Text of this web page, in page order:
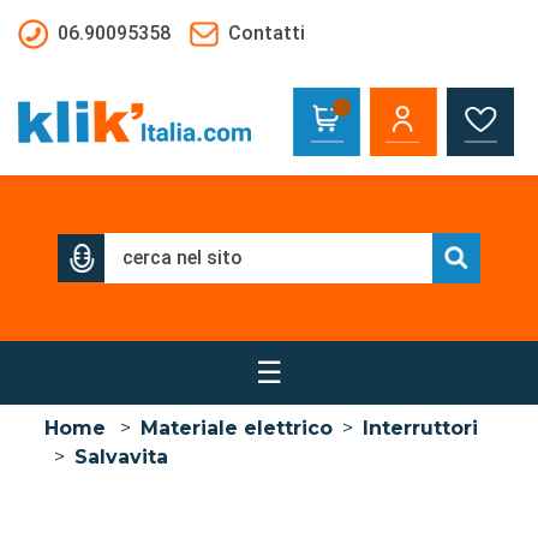
06.90095358
Contatti
☰
Home > Materiale elettrico > Interruttori
> Salvavita